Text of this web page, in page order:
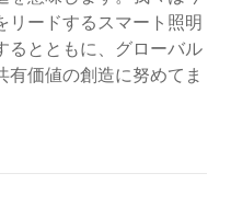
リードするスマート照明
るとともに、グローバル
価値の創造に努めてま